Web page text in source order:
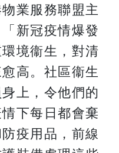
業服務聯盟主
新冠疫情爆發
境衞生，對清
高。社區衞生
上，令他們的
下每日都會棄
疫用品，前線